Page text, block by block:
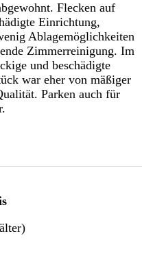
Flecken auf
Einrichtung,
Ablagemöglichkeiten
Zimmerreinigung. Im
und beschädigte
war eher von mäßiger
Parken auch für